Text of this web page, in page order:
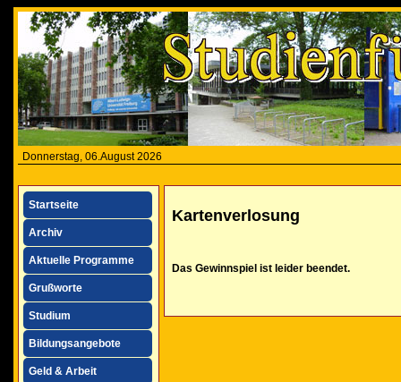
Donnerstag, 06.August 2026
Startseite
Archiv
Aktuelle Programme
Grußworte
Studium
Bildungsangebote
Geld & Arbeit
Kartenverlosung
Das Gewinnspiel ist leider beendet.